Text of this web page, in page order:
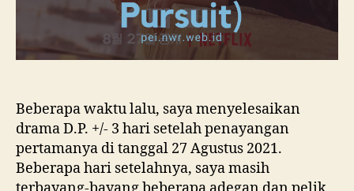
Beberapa waktu lalu, saya menyelesaikan
drama D.P. +/- 3 hari setelah penayangan
pertamanya di tanggal 27 Agustus 2021.
Beberapa hari setelahnya, saya masih